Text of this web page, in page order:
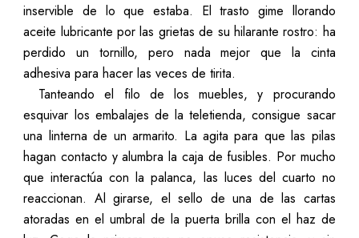
inservible de lo que estaba. El trasto gime llorando
aceite lubricante por las grietas de su hilarante rostro: ha
perdido un tornillo, pero nada mejor que la cinta
adhesiva para hacer las veces de tirita.
Tanteando el filo de los muebles, y procurando
esquivar los embalajes de la teletienda, consigue sacar
una linterna de un armarito. La agita para que las pilas
hagan contacto y alumbra la caja de fusibles. Por mucho
que interactúa con la palanca, las luces del cuarto no
reaccionan. Al girarse, el sello de una de las cartas
atoradas en el umbral de la puerta brilla con el haz de